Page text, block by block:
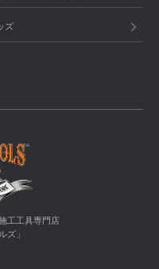
ズ
工工具専門店
ズ」